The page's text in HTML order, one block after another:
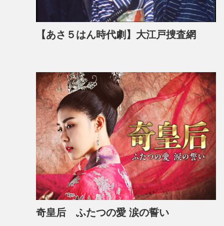
【あさ５はん時代劇】大江戸捜査網
奇皇后 ふたつの愛 涙の誓い